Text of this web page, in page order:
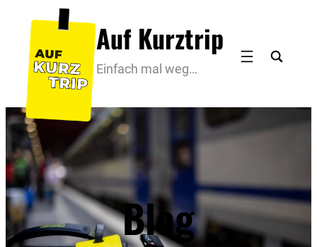
Inhalt
springen
Auf Kurztrip
Einfach mal weg…
Blog